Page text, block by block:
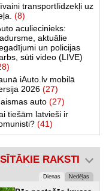
transportlīdzekļi uz
(8)
aculiecinieks:
aktuālie
un policijas
sūti video (LIVE)
iAuto.lv mobilā
2026 (27)
auto (27)
tiešām latvieši ir
(41)
RAKSTI
Dienas Nedēļas